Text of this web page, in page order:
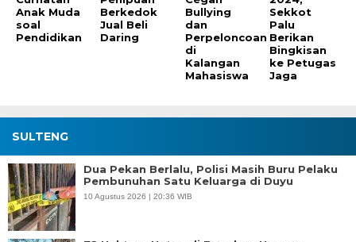
Anak Muda
soal
Pendidikan
Berkedok
Jual Beli
Daring
Bullying
dan
Perpeloncoan
di
Kalangan
Mahasiswa
Sekkot
Palu
Berikan
Bingkisan
ke Petugas
Jaga
SULTENG
Dua Pekan Berlalu, Polisi Masih Buru Pelaku
Pembunuhan Satu Keluarga di Duyu
10 Agustus 2026 | 20:36 WIB